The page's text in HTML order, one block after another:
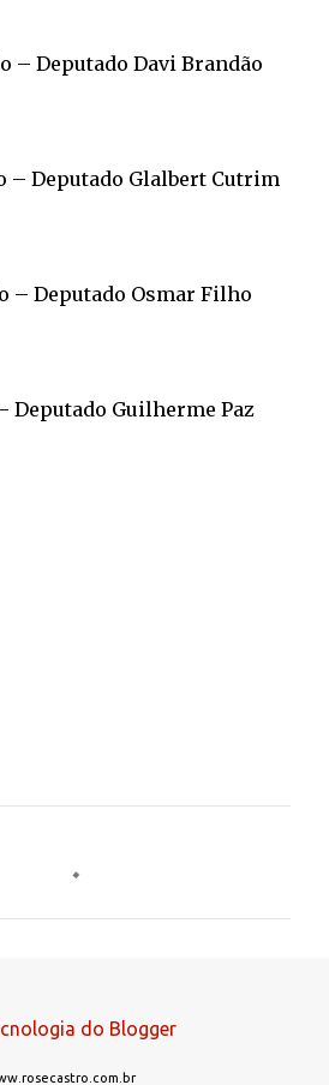
– Deputado Davi Brandão
– Deputado Glalbert Cutrim
– Deputado Osmar Filho
Deputado Guilherme Paz
do Blogger